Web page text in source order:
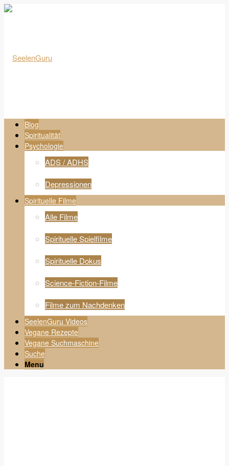
Blog
Spiritualität
Psychologie
ADS / ADHS
Depressionen
Spirituelle Filme
Alle Filme
Spirituelle Spielfilme
Spirituelle Dokus
Science-Fiction-Filme
Filme zum Nachdenken
SeelenGuru Videos
Vegane Rezepte
Vegane Suchmaschine
Suche
Menu